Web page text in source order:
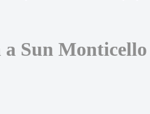
a Sun Monticello